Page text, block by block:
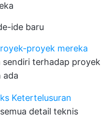
ide baru
proyek mereka
sendiri terhadap proyek
ada
Ketertelusuran
detail teknis